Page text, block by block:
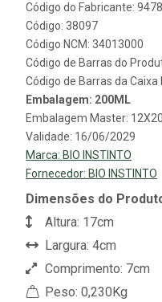
Código do Fabricante: 9478
Código: 38097
Código NCM: 34013000
Código de Barras do
Código de Barras da
Embalagem: 200ML
Embalagem Master:
Validade: 16/06/2029
Marca: BIO INSTINTO
Fornecedor: BIO INSTINTO
Dimensões do
Altura: 17cm
Largura: 4cm
Comprimento: 7cm
Peso: 0,230Kg